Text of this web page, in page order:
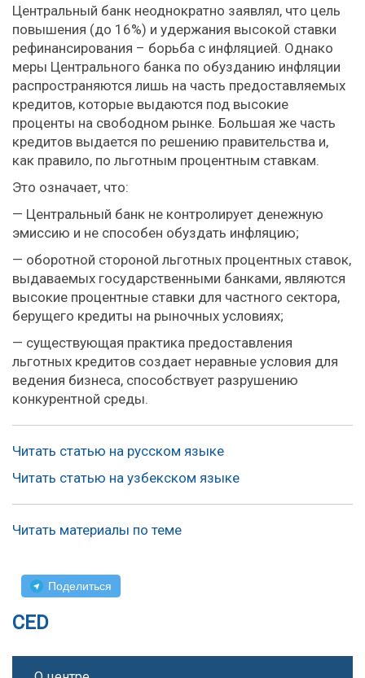
Центральный банк неоднократно заявлял, что цель
повышения (до 16%) и удержания высокой ставки
рефинансирования – борьба с инфляцией. Однако
меры Центрального банка по обузданию инфляции
распространяются лишь на часть предоставляемых
кредитов, которые выдаются под высокие
проценты на свободном рынке. Большая же часть
кредитов выдается по решению правительства и,
как правило, по льготным процентным ставкам.
Это означает, что:
— Центральный банк не контролирует денежную
эмиссию и не способен обуздать инфляцию;
— оборотной стороной льготных процентных ставок,
выдаваемых государственными банками, являются
высокие процентные ставки для частного сектора,
берущего кредиты на рыночных условиях;
— существующая практика предоставления
льготных кредитов создает неравные условия для
ведения бизнеса, способствует разрушению
конкурентной среды.
Читать статью на русском языке
Читать статью на узбекском языке
Читать материалы по теме
Поделиться
CED